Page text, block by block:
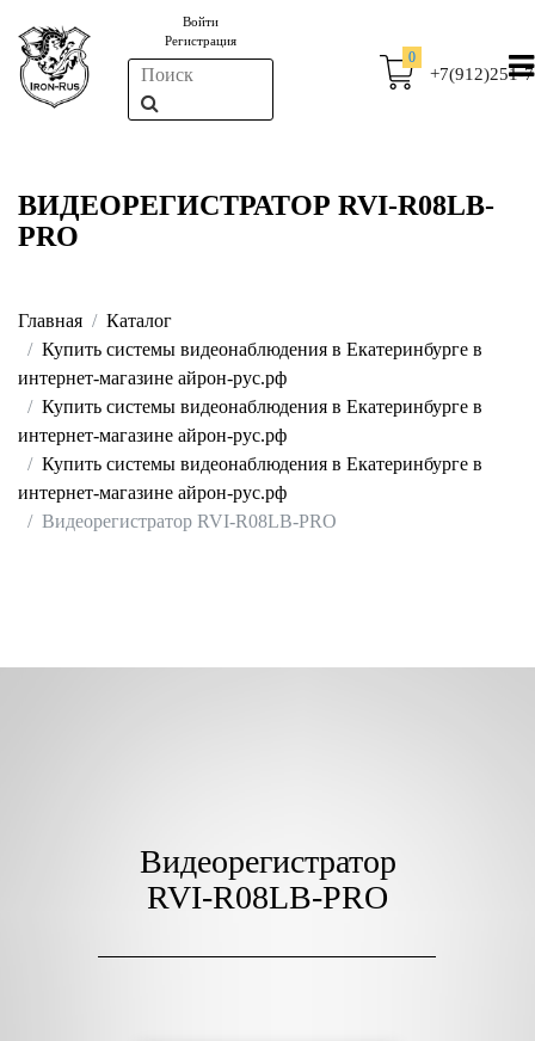
Войти
Регистрация
0
+7(912)251-
ВИДЕОРЕГИСТРАТОР RVI-R08LB-
PRO
Главная
Каталог
Купить системы видеонаблюдения в Екатеринбурге в
интернет-магазине айрон-рус.рф
Купить системы видеонаблюдения в Екатеринбурге в
интернет-магазине айрон-рус.рф
Купить системы видеонаблюдения в Екатеринбурге в
интернет-магазине айрон-рус.рф
Видеорегистратор RVI-R08LB-PRO
Видеорегистратор
RVI-R08LB-PRO